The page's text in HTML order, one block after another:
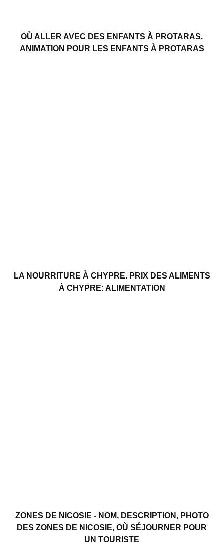
OÙ ALLER AVEC DES ENFANTS À PROTARAS.
ANIMATION POUR LES ENFANTS À PROTARAS
LA NOURRITURE À CHYPRE. PRIX ​​DES ALIMENTS
À CHYPRE: ALIMENTATION
ZONES DE NICOSIE - NOM, DESCRIPTION, PHOTO
DES ZONES DE NICOSIE, OÙ SÉJOURNER POUR
UN TOURISTE